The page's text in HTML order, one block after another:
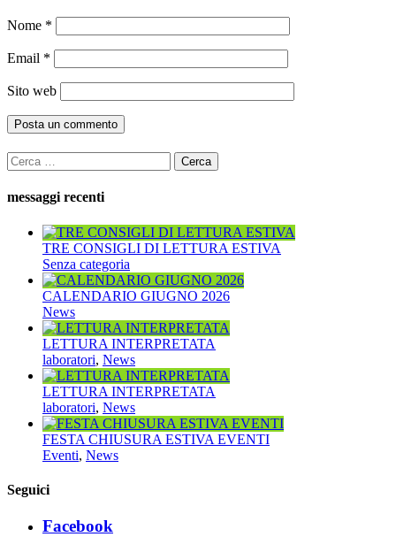
Nome *
Email *
Sito web
Ricerca
per:
messaggi recenti
TRE CONSIGLI DI LETTURA ESTIVA
Senza categoria
CALENDARIO GIUGNO 2026
News
LETTURA INTERPRETATA
laboratori, News
LETTURA INTERPRETATA
laboratori, News
FESTA CHIUSURA ESTIVA EVENTI
Eventi, News
Seguici
Facebook